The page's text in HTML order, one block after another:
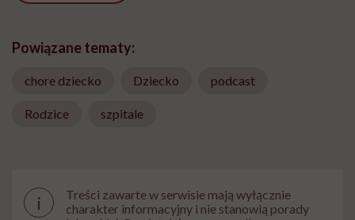
Powiązane tematy:
chore dziecko Dziecko podcast
Rodzice szpitale
i
Treści zawarte w serwisie mają wyłącznie
charakter informacyjny i nie stanowią porady